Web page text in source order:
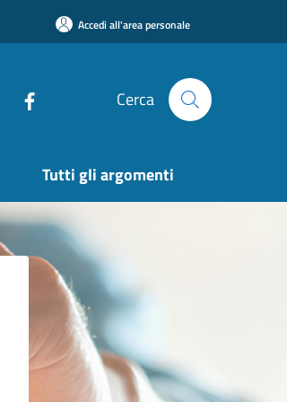
Accedi all'area personale
Cerca
Tutti gli argomenti